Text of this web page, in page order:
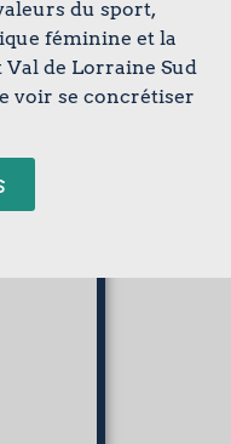
du sport,
féminine et la
de Lorraine Sud
voir se concrétiser